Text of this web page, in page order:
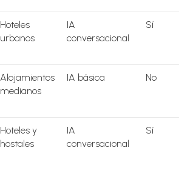
Hoteles
urbanos
IA
conversacional
Sí
Alojamientos
medianos
IA básica No
Hoteles y
hostales
IA
conversacional
Sí